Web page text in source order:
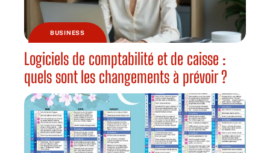
BUSINESS
Logiciels de comptabilité et de caisse :
quels sont les changements à prévoir ?